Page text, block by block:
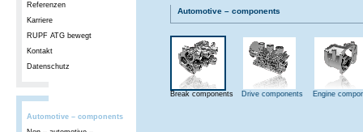
Referenzen
Karriere
RUPF ATG bewegt
Kontakt
Datenschutz
Automotive – components
Automotive – components
Break components Drive components Engine